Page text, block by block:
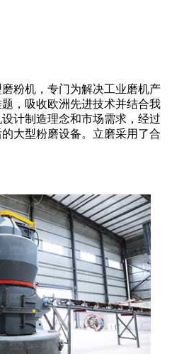
粉机，专门为解决工业磨机产
，吸收欧洲先进技术并结合我
计制造理念和市场需求，经过
大型粉磨设备。立磨采用了合